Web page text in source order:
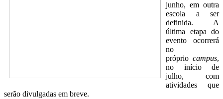
junho, em outra
escola a ser
definida. A
última etapa do
evento ocorrerá
no
próprio campus,
no início de
julho, com
atividades que
serão divulgadas em breve.